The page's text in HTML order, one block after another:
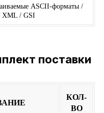
ASCII-форматы /
XML / GSI
поставки
КОЛ-
ВО